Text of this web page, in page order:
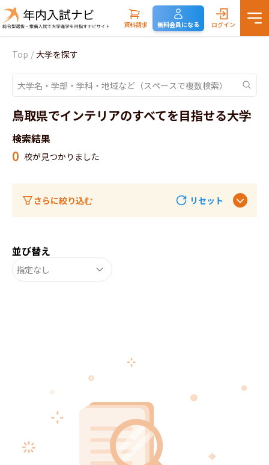
資料請求 無料会員になる ログイン
Top / 大学を探す
鳥取県でインテリアのすべてを目指せる大学
検索結果
0 校が見つかりました
さらに絞り込む リセット
並び替え
指定なし